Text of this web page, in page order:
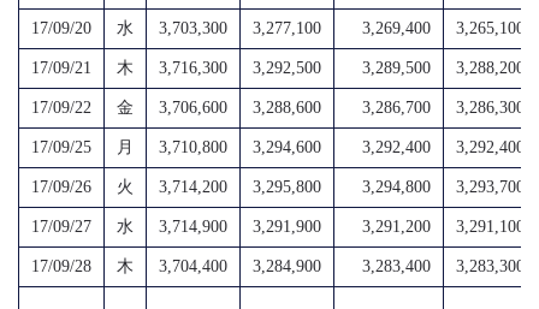
17/09/20 水 3,703,300 3,277,100 3,269,400 3,265,100
17/09/21 木 3,716,300 3,292,500 3,289,500 3,288,200
17/09/22 金 3,706,600 3,288,600 3,286,700 3,286,300
17/09/25 月 3,710,800 3,294,600 3,292,400 3,292,400
17/09/26 火 3,714,200 3,295,800 3,294,800 3,293,700
17/09/27 水 3,714,900 3,291,900 3,291,200 3,291,100
17/09/28 木 3,704,400 3,284,900 3,283,400 3,283,300